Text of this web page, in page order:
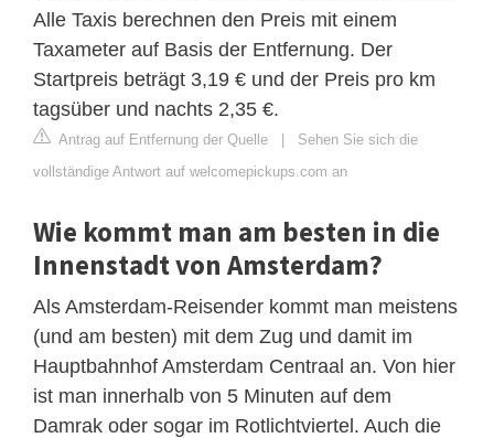
Alle Taxis berechnen den Preis mit einem
Taxameter auf Basis der Entfernung. Der
Startpreis beträgt 3,19 € und der Preis pro km
tagsüber und nachts 2,35 €.
Antrag auf Entfernung der Quelle | Sehen Sie sich die
vollständige Antwort auf welcomepickups.com an
Wie kommt man am besten in die
Innenstadt von Amsterdam?
Als Amsterdam-Reisender kommt man meistens
(und am besten) mit dem Zug und damit im
Hauptbahnhof Amsterdam Centraal an. Von hier
ist man innerhalb von 5 Minuten auf dem
Damrak oder sogar im Rotlichtviertel. Auch die